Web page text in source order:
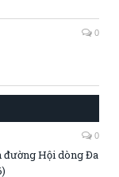
0
0
đường Hội dòng Đa